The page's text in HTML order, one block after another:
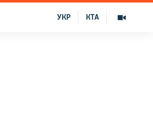
КТА
УКР